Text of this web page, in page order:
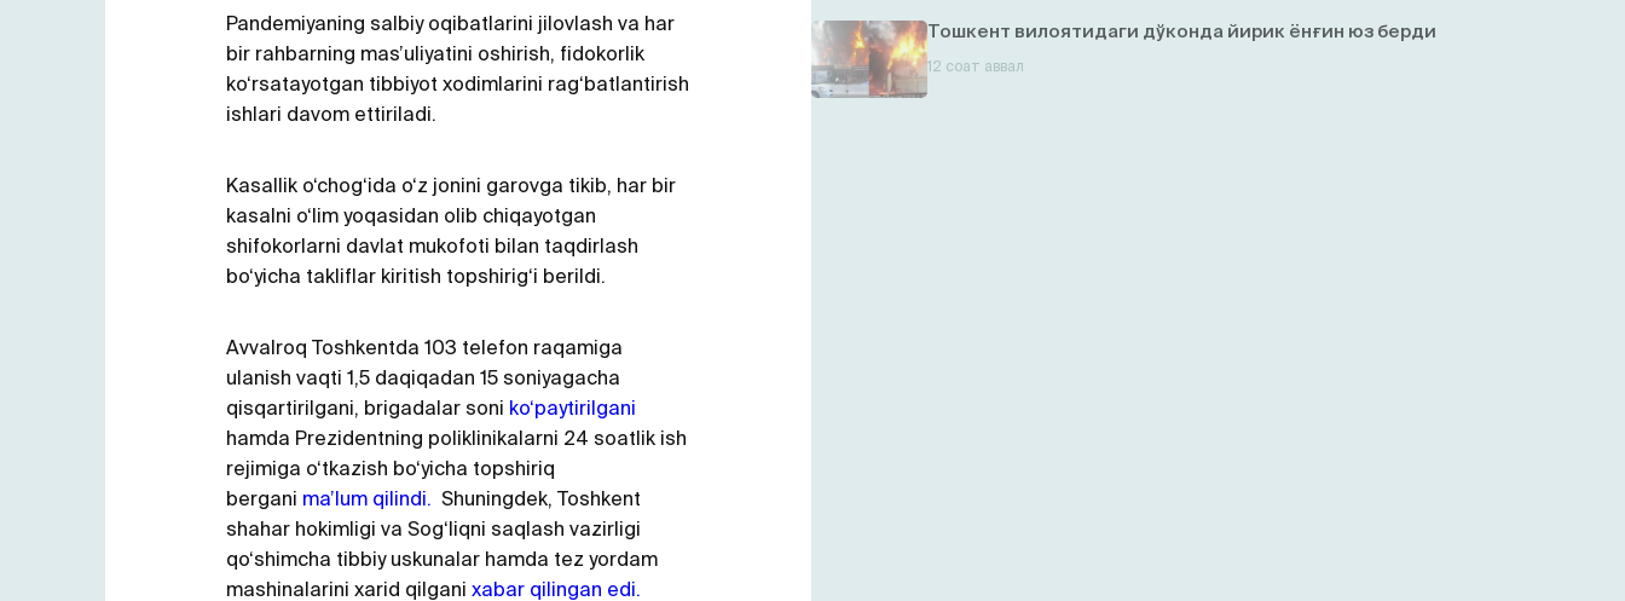
Pandemiyaning salbiy oqibatlarini jilovlash va har
bir rahbarning mas’uliyatini oshirish, fidokorlik
ko‘rsatayotgan tibbiyot xodimlarini rag‘batlantirish
ishlari davom ettiriladi.
Kasallik o‘chog‘ida o‘z jonini garovga tikib, har bir
kasalni o‘lim yoqasidan olib chiqayotgan
shifokorlarni davlat mukofoti bilan taqdirlash
bo‘yicha takliflar kiritish topshirig‘i berildi.
Avvalroq Toshkentda 103 telefon raqamiga
ulanish vaqti 1,5 daqiqadan 15 soniyagacha
qisqartirilgani, brigadalar soni ko‘paytirilgani
hamda Prezidentning poliklinikalarni 24 soatlik ish
rejimiga o‘tkazish bo‘yicha topshiriq
bergani ma’lum qilindi. Shuningdek, Toshkent
shahar hokimligi va Sog‘liqni saqlash vazirligi
qo‘shimcha tibbiy uskunalar hamda tez yordam
mashinalarini xarid qilgani xabar qilingan edi.
Тошкент вилоятидаги дўконда йирик ёнғин юз берди
12 соат аввал